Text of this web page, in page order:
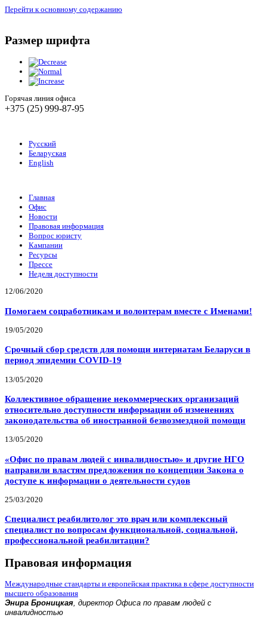
Перейти к основному содержанию
Размер шрифта
Горячая линия офиса
+375 (25) 999-87-95
Русский
Беларуская
English
Главная
Офис
Новости
Правовая информация
Вопрос юристу
Кампании
Ресурсы
Прессе
Неделя доступности
12/06/2020
Помогаем соцработникам и волонтерам вместе с Именами!
19/05/2020
Срочный сбор средств для помощи интернатам Беларуси в
период эпидемии COVID-19
13/05/2020
Коллективное обращение некоммерческих организаций
относительно доступности информации об изменениях
законодательства об иностранной безвозмездной помощи
13/05/2020
«Офис по правам людей с инвалидностью» и другие НГО
направили властям предложения по концепции Закона о
доступе к информации о деятельности судов
25/03/2020
Специалист реабилитолог это врач или комплексный
специалист по вопросам функциональной, социальной,
профессиональной реабилитации?
Правовая информация
Международные стандарты и европейская практика в сфере доступности
высшего образования
Энира Броницкая, директор Офиса по правам людей с
инвалидностью